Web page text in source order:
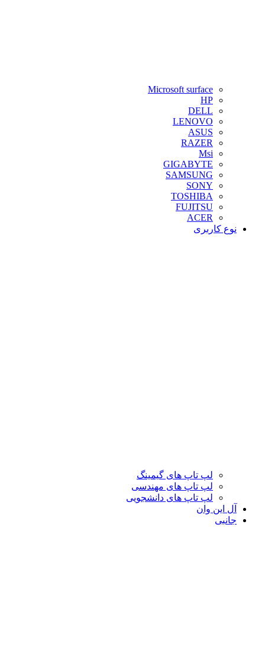
Microsoft surface
HP
DELL
LENOVO
ASUS
RAZER
Msi
GIGABYTE
SAMSUNG
SONY
TOSHIBA
FUJITSU
ACER
نوع کاربری
لپ تاپ های گیمینگ
لپ تاپ های مهندسی
لپ تاپ های دانشجویی
آل این وان
جانبی